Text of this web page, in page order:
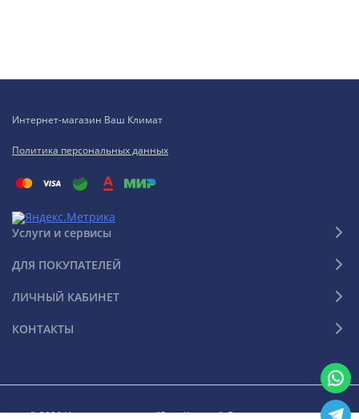
Интернет-магазин Ваш Климат
Политика персональных данных
Услуги и сервисы
ДЛЯ ПОКУПАТЕЛЕЙ
ЛИЧНЫЙ КАБИНЕТ
КОНТАКТЫ
© 2026 Интернет-магазин "Ваш Климат". Все права защищены